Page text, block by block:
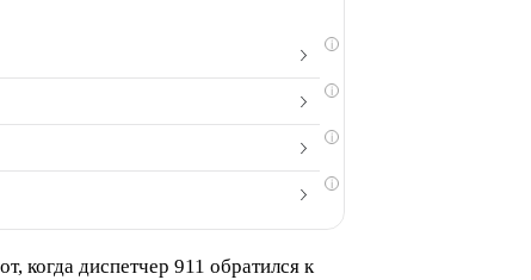
i
i
i
i
когда диспетчер 911 обратился к